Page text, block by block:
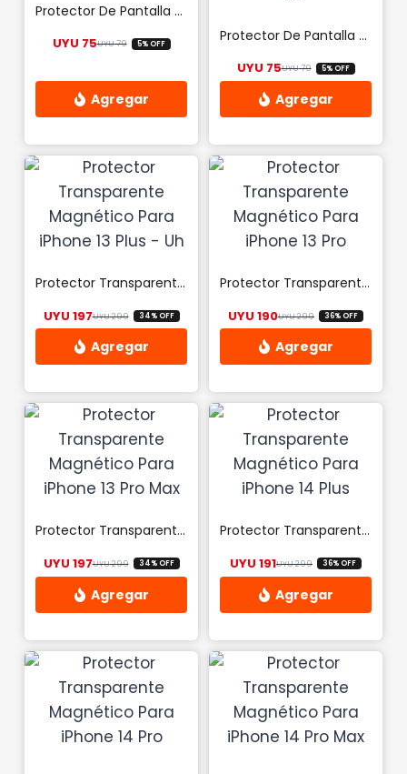
Protector De Pantalla 9d Glass Para iPhone XS – Uh
UYU79El precio original era: UYU 79.
UYU 75 El precio actual es: UYU 75.
5% OFF Protector De Pantalla 9d Glass Para iPhone XS Max – Uh
UYU79El precio original
UYU 75 El precio actual
5% OFF
Protector Transparente Magnético Para iPhone 13 Plus – Uh
UYU299El precio original era: UYU 299.
UYU 197 El precio actual es: UYU 197.
34% OFF
Protector Transparente Magnético Para iPhone 13 Pro
UYU299El precio
UYU 190 El precio actual
36% OFF
Protector Transparente Magnético Para iPhone 13 Pro Max
UYU299El precio original era: UYU 299.
UYU 197 El precio actual es: UYU 197.
34% OFF
Protector Transparente Magnético Para iPhone 14 Plus
UYU299El precio
UYU 191 El precio actual
36% OFF